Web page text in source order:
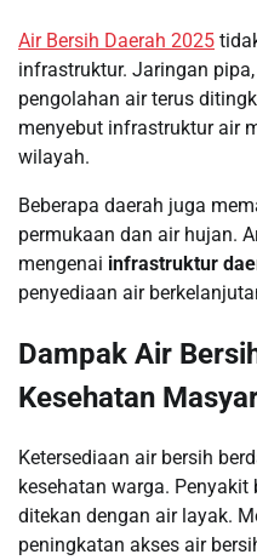
Air Bersih Daerah 2025
infrastruktur. Jaringan
pengolahan air terus
menyebut infrastruktur air
wilayah.
Beberapa daerah juga
permukaan dan air hujan.
mengenai infrastruktur
penyediaan air
Dampak Air
Kesehatan
Ketersediaan air bersih
kesehatan warga.
ditekan dengan air layak.
peningkatan akses air